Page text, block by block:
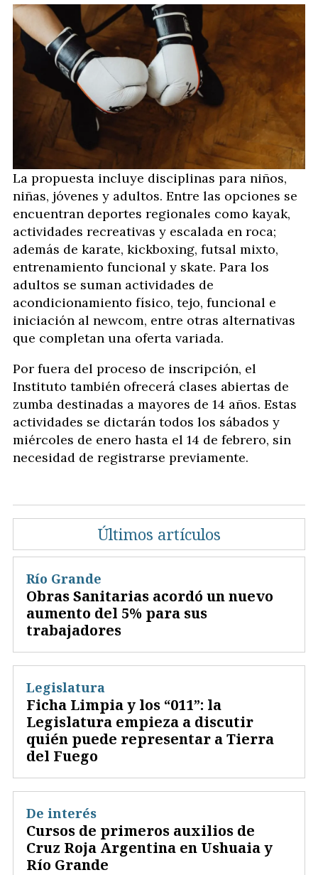
La propuesta incluye disciplinas para niños,
niñas, jóvenes y adultos. Entre las opciones se
encuentran deportes regionales como kayak,
actividades recreativas y escalada en roca;
además de karate, kickboxing, futsal mixto,
entrenamiento funcional y skate. Para los
adultos se suman actividades de
acondicionamiento físico, tejo, funcional e
iniciación al newcom, entre otras alternativas
que completan una oferta variada.
Por fuera del proceso de inscripción, el
Instituto también ofrecerá clases abiertas de
zumba destinadas a mayores de 14 años. Estas
actividades se dictarán todos los sábados y
miércoles de enero hasta el 14 de febrero, sin
necesidad de registrarse previamente.
Últimos artículos
Obras Sanitarias acordó un nuevo
aumento del 5% para sus
trabajadores
Río Grande
Ficha Limpia y los “011”: la
Legislatura empieza a discutir
quién puede representar a Tierra
del Fuego
Legislatura
Cursos de primeros auxilios de
Cruz Roja Argentina en Ushuaia y
Río Grande
De interés